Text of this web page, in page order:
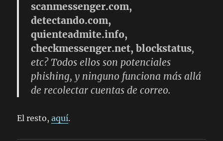
scanmessenger.com,
detectando.com,
quienteadmite.info,
checkmessenger.net, blockstatus,
etc? Todos ellos son potenciales
phishing, y ninguno funciona más allá
de recolectar cuentas de correo.
El resto,aquí.